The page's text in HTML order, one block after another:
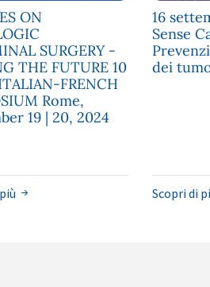
ON
SURGERY -
THE FUTURE 10
FRENCH
Rome,
19 | 20, 2024
16
Sense
dei
Scopri di